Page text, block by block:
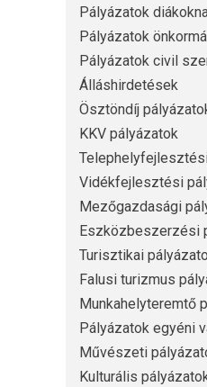
Pályázatok
Pályázatok
Pályázatok civil
Álláshirdetések
Ösztöndíj
KKV pályázatok
Vidékfejlesztési
Mezőgazdasági
Eszközbeszerzési
Turisztikai
Falusi turizmus
Munkahelyteremtő
Pályázatok egyéni
Művészeti
Kulturális